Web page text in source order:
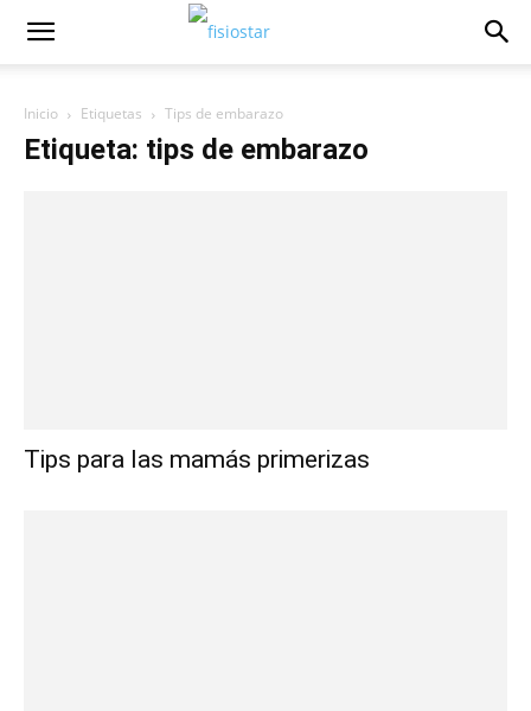
Inicio Etiquetas Tips de embarazo
Etiqueta: tips de embarazo
Tips para las mamás primerizas